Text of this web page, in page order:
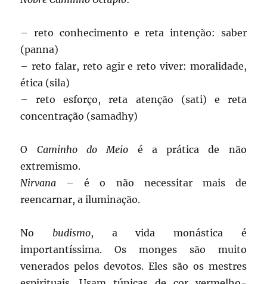
– reto conhecimento e reta intenção: saber
(panna)
– reto falar, reto agir e reto viver: moralidade,
ética (sila)
– reto esforço, reta atenção (sati) e reta
concentração (samadhy)
O Caminho do Meio é a prática de não
extremismo.
Nirvana – é o não necessitar mais de
reencarnar, a iluminação.
No budismo, a vida monástica é
importantíssima. Os monges são muito
venerados pelos devotos. Eles são os mestres